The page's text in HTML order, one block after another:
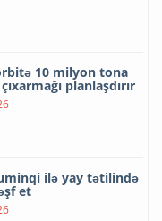
10 milyon tona
planlaşdırır
ilə yay tətilində
et